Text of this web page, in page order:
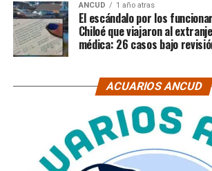
ANCUD 1 año atras
El escándalo por los
Chiloé que viajaron al
médica: 26 casos bajo
ACUARIOS ANCUD